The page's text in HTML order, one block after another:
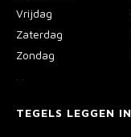
Vrijdag
Zaterdag
Zondag
TEGELS LEGGEN IN